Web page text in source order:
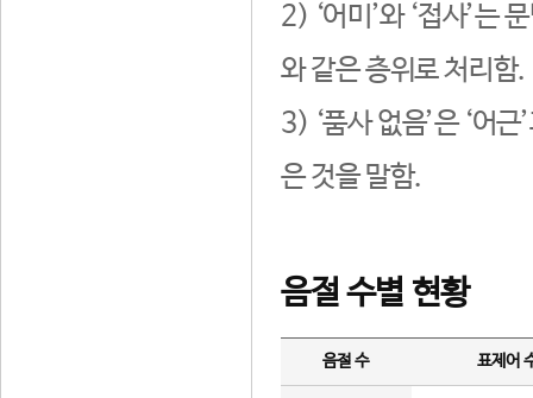
2) ‘어미’와 ‘접사’는
와 같은 층위로 처리함.
3) ‘품사 없음’은 ‘어
은 것을 말함.
음절 수별 현황
음절 수 표제어